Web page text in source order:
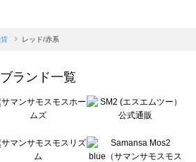
ハルバイサマンサモスモス）のその他雑貨一覧
スモス ブルー）のその他雑貨一覧
雑貨一覧
一覧
シック）のその他雑貨一覧
その他雑貨一覧
レッド/赤系
ブランド一覧